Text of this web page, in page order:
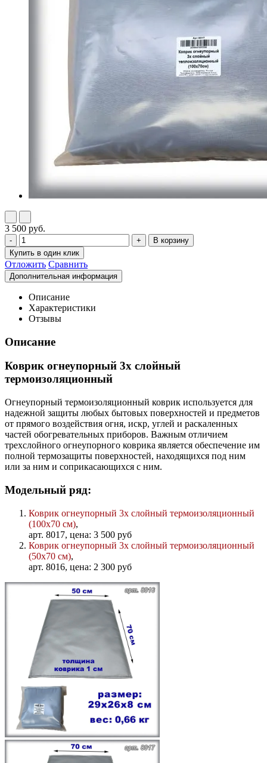
3 500 руб.
Отложить Сравнить
Описание
Характеристики
Отзывы
Описание
Коврик огнеупорный 3х слойный
термоизоляционный
Огнеупорный термоизоляционный коврик используется для
надежной защиты любых бытовых поверхностей и предметов
от прямого воздействия огня, искр, углей и раскаленных
частей обогревательных приборов. Важным отличием
трехслойного огнеупорного коврика является обеспечение им
полной термозащиты поверхностей, находящихся под ним
или за ним и соприкасающихся с ним.
Модельный ряд:
Коврик огнеупорный 3х слойный термоизоляционный
(100х70 см),
арт. 8017, цена: 3 500 руб
Коврик огнеупорный 3х слойный термоизоляционный
(50х70 см),
арт. 8016, цена: 2 300 руб